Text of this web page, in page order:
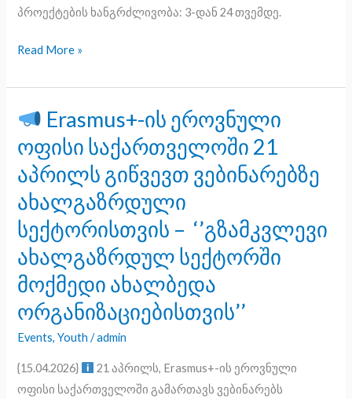
პროექტების ხანგრძლივობა: 3-დან 24 თვემდე.
Read More »
Erasmus+-ის ეროვნული
ოფისი საქართველოში 21
აპრილს გიწვევთ ვებინარებზე
ახალგაზრდული
სექტორისთვის – ‘’გზამკვლევი
ახალგაზრდულ სექტორში
მოქმედი ახალბედა
ორგანიზაციებისთვის’’
Events,Youth /admin
{15.04.2026}
21 აპრილს, Erasmus+-ის ეროვნული
ოფისი საქართველოში გამართავს ვებინარებს
Erasmus+-
ის
ეროვნული
ოფისი
საქართველოში
21
აპრილს
გიწვევთ
ვებინარებზე
ახალგაზრდული
–
‘’გზამკვლევი